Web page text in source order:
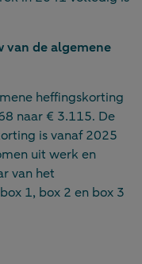
van de algemene
heffingskorting
naar € 3.115. De
is vanaf 2025
uit werk en
van het
1, box 2 en box 3